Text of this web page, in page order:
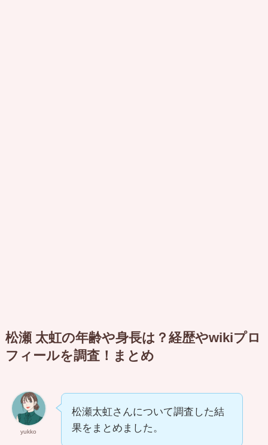
松瀬 太虹の年齢や身長は？経歴やwikiプロ
フィールを調査！まとめ
yukko
松瀬太虹さんについて調査した結
果をまとめました。